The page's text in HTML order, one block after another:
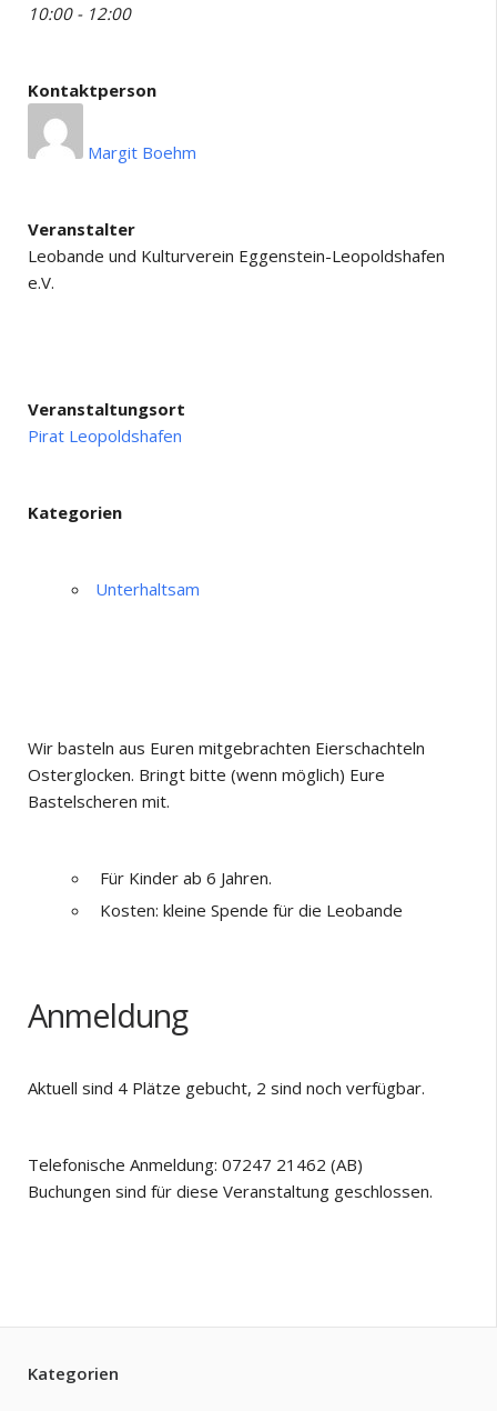
10:00 - 12:00
Kontaktperson
Margit Boehm
Veranstalter
Leobande und Kulturverein Eggenstein-Leopoldshafen
e.V.
Veranstaltungsort
Pirat Leopoldshafen
Kategorien
Unterhaltsam
Wir basteln aus Euren mitgebrachten Eierschachteln
Osterglocken. Bringt bitte (wenn möglich) Eure
Bastelscheren mit.
Für Kinder ab 6 Jahren.
Kosten: kleine Spende für die Leobande
Anmeldung
Aktuell sind 4 Plätze gebucht, 2 sind noch verfügbar.
Telefonische Anmeldung: 07247 21462 (AB)
Buchungen sind für diese Veranstaltung geschlossen.
Kategorien